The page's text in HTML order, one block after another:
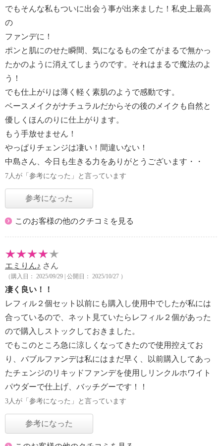
でもそんな私もついに出会う事が出来ました！私史上最高
の
ファンデに！
ポンと肌にのせた瞬間、気になるもの全てがまるで無かっ
たかのように消えてしまうのです。それはまるで魔法のよ
う！
でも仕上がりは薄く軽く素肌のようで感動です。
ベースメイクがナチュラルだからその後のメイクも自然と
優しくほんのりに仕上がります。
もう手放せません！
やっぱりチェンジは凄い！間違いない！
中島さん、今日も生きる力をありがとうございます・・
7人が「参考になった」と言っています
参考になった
このお客様の他のクチコミを見る
エミりん♪ さん
（購入日： 2025/09/29 | 公開日： 2025/10/27 ）
凄く良い！！
レフィル２個セット以前にも購入し使用中でしたが私には
合っているので、ネット見ていたらレフィル２個があった
ので購入しストックしておきました。
でもこのところ急に涼しくなってきたので使用控えてお
り、バブルファンデは私にはまだ早く、以前購入してあっ
たチェンジのリキッドファンデを使用しリンクルホワイト
パウダーで仕上げ、バッチグーです！！
3人が「参考になった」と言っています
参考になった